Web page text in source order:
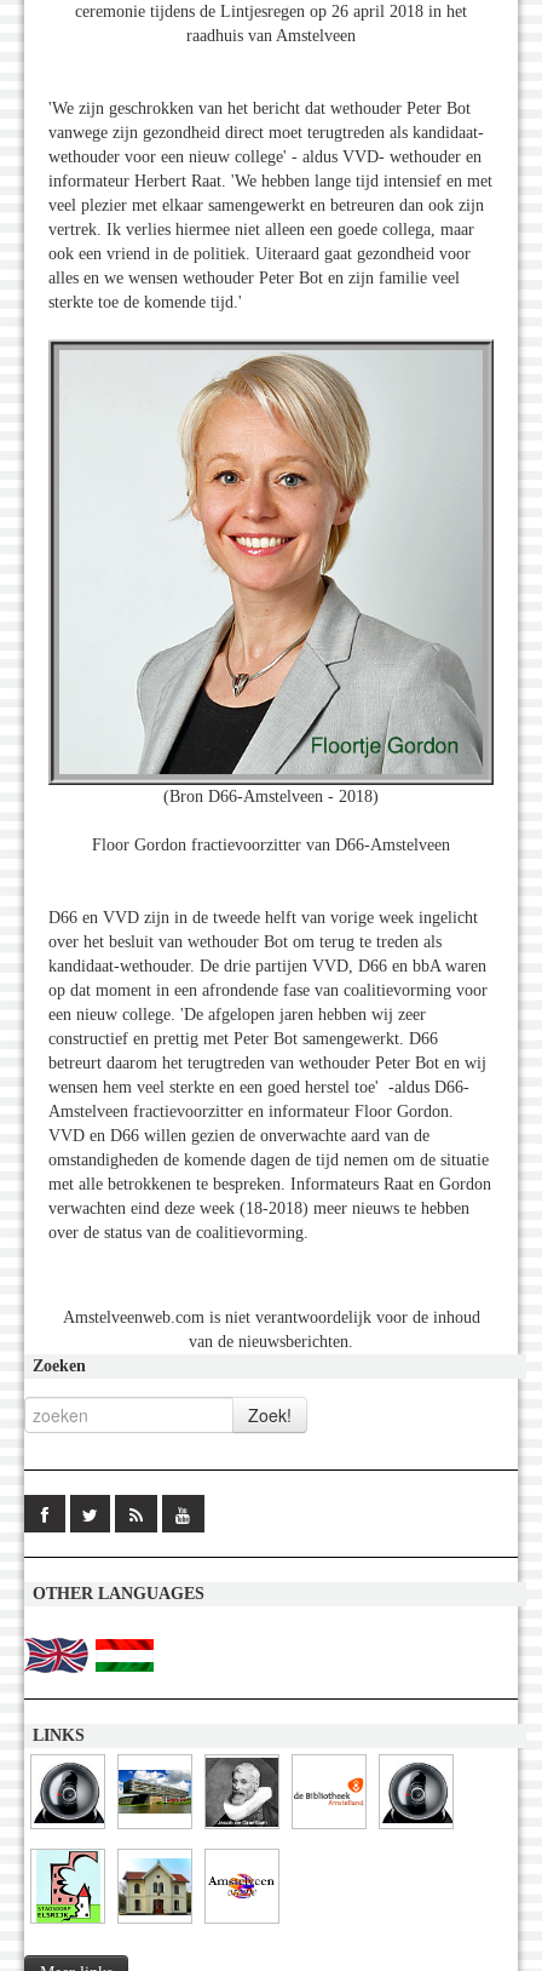
ceremonie tijdens de Lintjesregen op 26 april 2018 in het
raadhuis van Amstelveen
'We zijn geschrokken van het bericht dat wethouder Peter Bot
vanwege zijn gezondheid direct moet terugtreden als kandidaat-
wethouder voor een nieuw college' - aldus VVD- wethouder en
informateur Herbert Raat. 'We hebben lange tijd intensief en met
veel plezier met elkaar samengewerkt en betreuren dan ook zijn
vertrek. Ik verlies hiermee niet alleen een goede collega, maar
ook een vriend in de politiek. Uiteraard gaat gezondheid voor
alles en we wensen wethouder Peter Bot en zijn familie veel
sterkte toe de komende tijd.'
(Bron D66-Amstelveen - 2018)
Floor Gordon fractievoorzitter van D66-Amstelveen
D66 en VVD zijn in de tweede helft van vorige week ingelicht
over het besluit van wethouder Bot om terug te treden als
kandidaat-wethouder. De drie partijen VVD, D66 en bbA waren
op dat moment in een afrondende fase van coalitievorming voor
een nieuw college. 'De afgelopen jaren hebben wij zeer
constructief en prettig met Peter Bot samengewerkt. D66
betreurt daarom het terugtreden van wethouder Peter Bot en wij
wensen hem veel sterkte en een goed herstel toe' -aldus D66-
Amstelveen fractievoorzitter en informateur Floor Gordon.
VVD en D66 willen gezien de onverwachte aard van de
omstandigheden de komende dagen de tijd nemen om de situatie
met alle betrokkenen te bespreken. Informateurs Raat en Gordon
verwachten eind deze week (18-2018) meer nieuws te hebben
over de status van de coalitievorming.
Amstelveenweb.com is niet verantwoordelijk voor de inhoud
van de nieuwsberichten.
Zoeken
OTHER LANGUAGES
LINKS